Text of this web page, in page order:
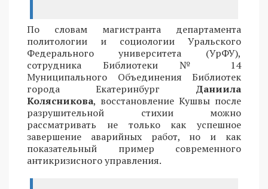
По словам магистранта департамента
политологии и социологии Уральского
Федерального университета (УрФУ),
сотрудника Библиотеки № 14
Муниципального Объединения Библиотек
города Екатеринбург Даниила
Колясникова, восстановление Кушвы после
разрушительной стихии можно
рассматривать не только как успешное
завершение аварийных работ, но и как
показательный пример современного
антикризисного управления.